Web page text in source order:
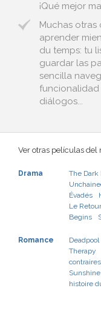
¡Qué mejor
Muchas otras
aprender
du temps: tu
guardar las
sencilla
diálogos...
Ver otras películas del
Drama The Dark
Évadés
Le
Begins
Romance Deadpool
Therapy
contraires
histoire